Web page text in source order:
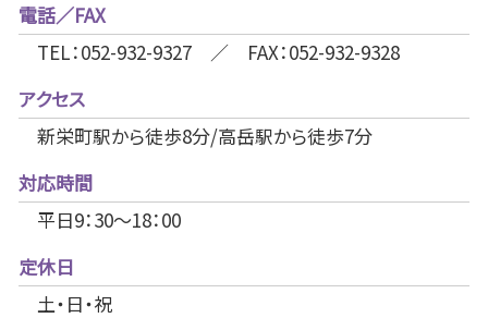
電話／FAX
TEL：052-932-9327 ／ FAX：052-932-9328
アクセス
新栄町駅から徒歩8分/高岳駅から徒歩7分
対応時間
平日9：30～18：00
定休日
土・日・祝